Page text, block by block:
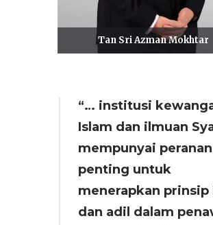
Tan Sri Azman Mokhtar
“… institusi
Islam dan ilmuan
mempunyai peranan
penting untuk
menerapkan prinsip
dan adil dalam